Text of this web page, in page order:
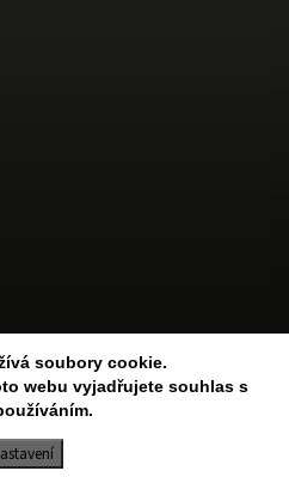
soubory cookie.
webu vyjadřujete souhlas s
. Všechna práva vyhrazena.
cookies